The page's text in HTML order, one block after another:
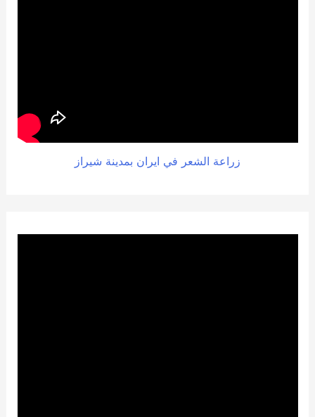
زراعة الشعر في ايران بمدينة شيراز